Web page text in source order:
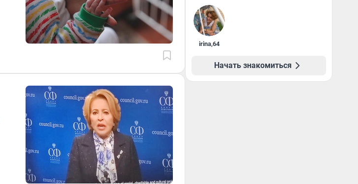
irina,64
Начать знакомиться